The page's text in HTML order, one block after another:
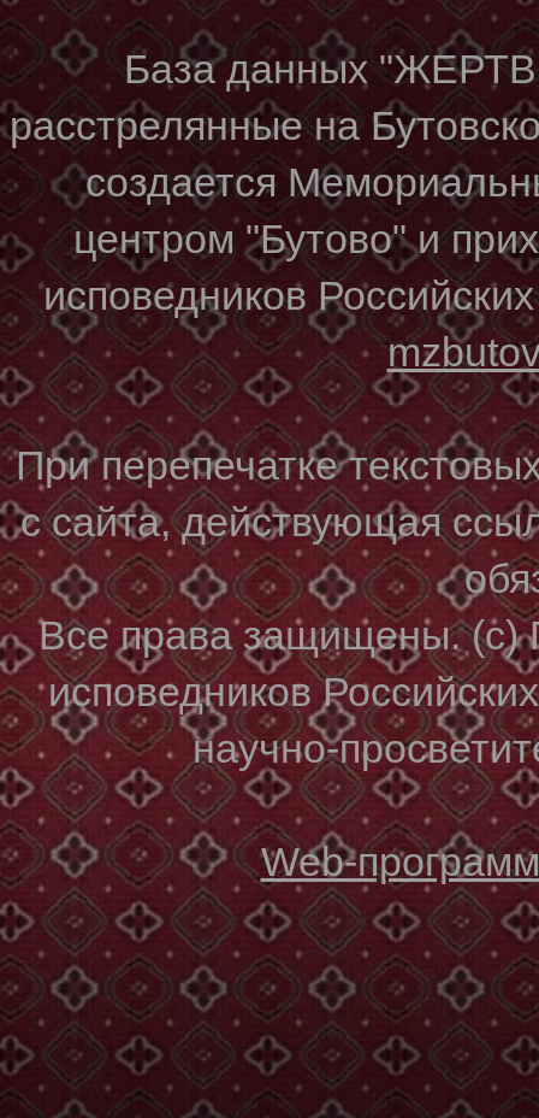
База данных
расстрелянные на
создается
центром "Бутово" и
исповедников
При перепечатке
с сайта, действующая
Все права защищены. (с)
исповедников
научно-
Web-